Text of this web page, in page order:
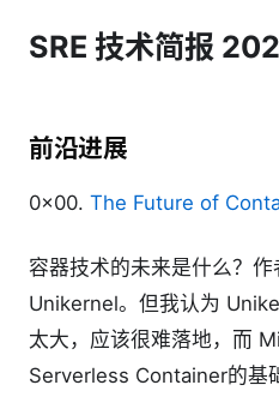
SRE 技术简报
前沿进展
0x00. The Future of
容器技术的未来是什么？
Unikernel。但我认为
太大，应该很难落地，而
Serverless Container的基